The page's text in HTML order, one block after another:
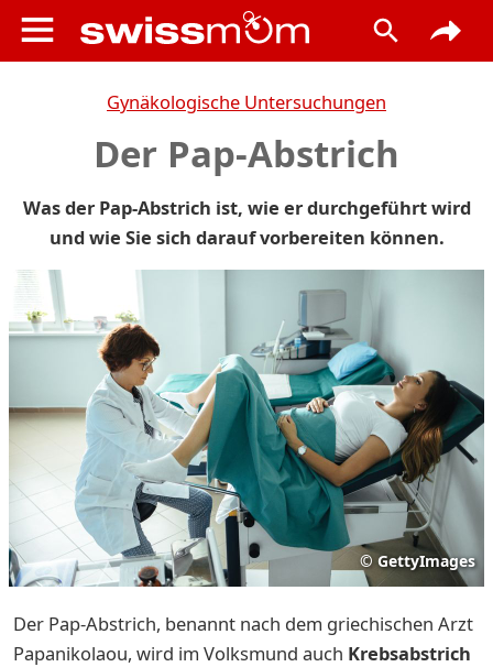
Gynäkologische Untersuchungen
Der Pap-Abstrich
Was der Pap-Abstrich ist, wie er durchgeführt wird
und wie Sie sich darauf vorbereiten können.
© GettyImages
Der Pap-Abstrich, benannt nach dem griechischen Arzt
Papanikolaou, wird im Volksmund auch Krebsabstrich